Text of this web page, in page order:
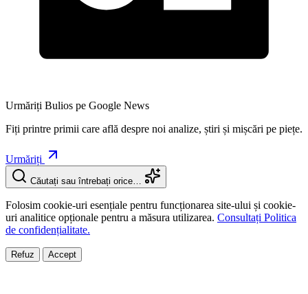
Urmăriți Bulios pe Google News
Fiți printre primii care află despre noi analize, știri și mișcări pe piețe.
Urmăriți
Căutați sau întrebați orice…
Folosim cookie-uri esențiale pentru funcționarea site-ului și cookie-
uri analitice opționale pentru a măsura utilizarea. Consultați Politica
de confidențialitate.
Refuz Accept